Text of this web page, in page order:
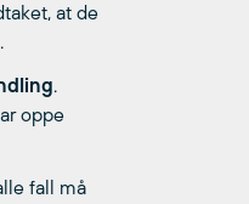
at de
.
oppe
fall må